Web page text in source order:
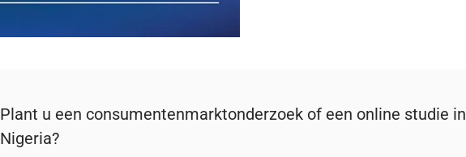
Plant u een consumentenmarktonderzoek of een online studie in
Nigeria?